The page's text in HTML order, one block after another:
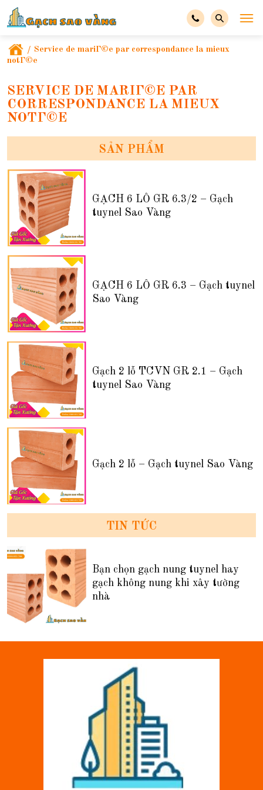
/ Service de mariГ©e par correspondance la mieux
notГ©e
SERVICE DE MARIГ©E PAR
CORRESPONDANCE LA MIEUX
NOTГ©E
SẢN PHẨM
GẠCH 6 LỖ GR 6.3/2 – Gạch
tuynel Sao Vàng
GẠCH 6 LỖ GR 6.3 – Gạch tuynel
Sao Vàng
Gạch 2 lỗ TCVN GR 2.1 – Gạch
tuynel Sao Vàng
Gạch 2 lỗ – Gạch tuynel Sao Vàng
TIN TỨC
Bạn chọn gạch nung tuynel hay
gạch không nung khi xây tường
nhà